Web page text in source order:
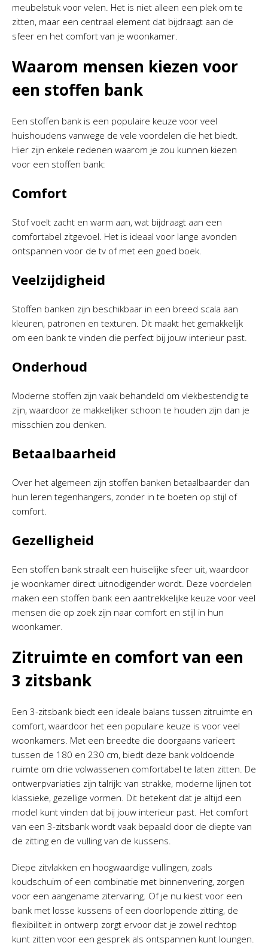
meubelstuk voor velen. Het is niet alleen een plek om te
zitten, maar een centraal element dat bijdraagt aan de
sfeer en het comfort van je woonkamer.
Waarom mensen kiezen voor
een stoffen bank
Een stoffen bank is een populaire keuze voor veel
huishoudens vanwege de vele voordelen die het biedt.
Hier zijn enkele redenen waarom je zou kunnen kiezen
voor een stoffen bank:
Comfort
Stof voelt zacht en warm aan, wat bijdraagt aan een
comfortabel zitgevoel. Het is ideaal voor lange avonden
ontspannen voor de tv of met een goed boek.
Veelzijdigheid
Stoffen banken zijn beschikbaar in een breed scala aan
kleuren, patronen en texturen. Dit maakt het gemakkelijk
om een bank te vinden die perfect bij jouw interieur past.
Onderhoud
Moderne stoffen zijn vaak behandeld om vlekbestendig te
zijn, waardoor ze makkelijker schoon te houden zijn dan je
misschien zou denken.
Betaalbaarheid
Over het algemeen zijn stoffen banken betaalbaarder dan
hun leren tegenhangers, zonder in te boeten op stijl of
comfort.
Gezelligheid
Een stoffen bank straalt een huiselijke sfeer uit, waardoor
je woonkamer direct uitnodigender wordt. Deze voordelen
maken een stoffen bank een aantrekkelijke keuze voor veel
mensen die op zoek zijn naar comfort en stijl in hun
woonkamer.
Zitruimte en comfort van een
3 zitsbank
Een 3-zitsbank biedt een ideale balans tussen zitruimte en
comfort, waardoor het een populaire keuze is voor veel
woonkamers. Met een breedte die doorgaans varieert
tussen de 180 en 230 cm, biedt deze bank voldoende
ruimte om drie volwassenen comfortabel te laten zitten. De
ontwerpvariaties zijn talrijk: van strakke, moderne lijnen tot
klassieke, gezellige vormen. Dit betekent dat je altijd een
model kunt vinden dat bij jouw interieur past. Het comfort
van een 3-zitsbank wordt vaak bepaald door de diepte van
de zitting en de vulling van de kussens.
Diepe zitvlakken en hoogwaardige vullingen, zoals
koudschuim of een combinatie met binnenvering, zorgen
voor een aangename zitervaring. Of je nu kiest voor een
bank met losse kussens of een doorlopende zitting, de
flexibiliteit in ontwerp zorgt ervoor dat je zowel rechtop
kunt zitten voor een gesprek als ontspannen kunt loungen.